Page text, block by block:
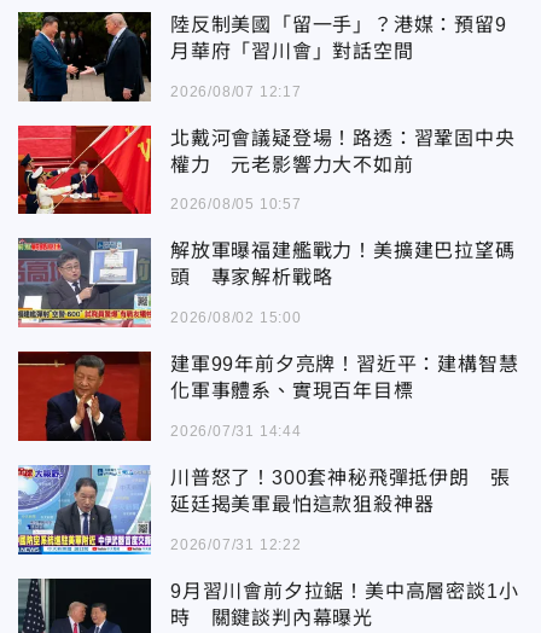
陸反制美國「留一手」？港媒：預留9
月華府「習川會」對話空間
2026/08/07 12:17
北戴河會議疑登場！路透：習鞏固中央
權力 元老影響力大不如前
2026/08/05 10:57
解放軍曝福建艦戰力！美擴建巴拉望碼
頭 專家解析戰略
2026/08/02 15:00
建軍99年前夕亮牌！習近平：建構智慧
化軍事體系、實現百年目標
2026/07/31 14:44
川普怒了！300套神秘飛彈抵伊朗 張
延廷揭美軍最怕這款狙殺神器
2026/07/31 12:22
9月習川會前夕拉鋸！美中高層密談1小
時 關鍵談判內幕曝光